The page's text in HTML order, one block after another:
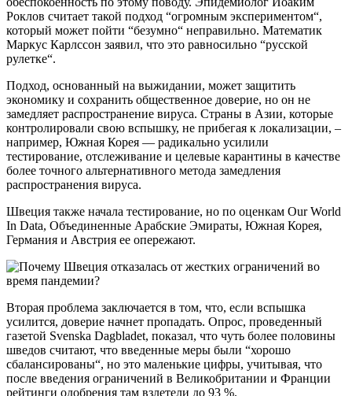
Роклов считает такой подход “огромным экспериментом“,
который может пойти “безумно“ неправильно. Математик
Маркус Карлссон заявил, что это равносильно “русской
рулетке“.
Подход, основанный на выжидании, может защитить
экономику и сохранить общественное доверие, но он не
замедляет распространение вируса. Страны в Азии, которые
контролировали свою вспышку, не прибегая к локализации, –
например, Южная Корея — радикально усилили
тестирование, отслеживание и целевые карантины в качестве
более точного альтернативного метода замедления
распространения вируса.
Швеция также начала тестирование, но по оценкам Our World
In Data, Объединенные Арабские Эмираты, Южная Корея,
Германия и Австрия ее опережают.
Вторая проблема заключается в том, что, если вспышка
усилится, доверие начнет пропадать. Опрос, проведенный
газетой Svenska Dagbladet, показал, что чуть более половины
шведов считают, что введенные меры были “хорошо
сбалансированы“, но это маленькие цифры, учитывая, что
после введения ограничений в Великобритании и Франции
рейтинги одобрения там взлетели до 93 %.